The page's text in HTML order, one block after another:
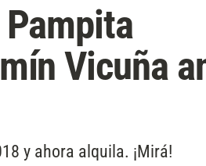
Vicuña
y ahora alquila. ¡Mirá!